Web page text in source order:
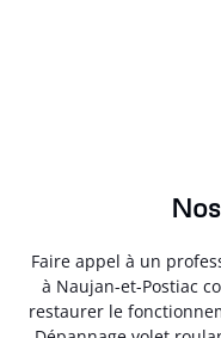
Faire appel à un
à Naujan-et-Postiac
restaurer le